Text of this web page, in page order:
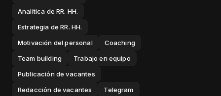
Analítica de RR. HH.
Estrategia de RR. HH.
Motivación del personal
Coaching
Team building
Trabajo en equipo
Publicación de vacantes
Redacción de vacantes
Telegram